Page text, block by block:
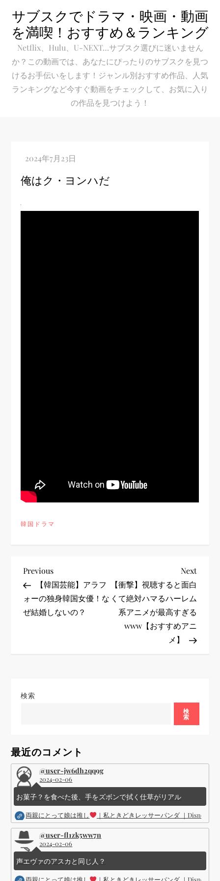
content
サブスクでドラマ・映画・動画
を満喫！おすすめ＆ランキング
Netflix、Hulu、U-NEXT…サブスク選びに迷いません
か？この動画では、あなたにぴったりのサブスクを見つ
けるお手伝いをします！ジャンル別おすすめ作品、人気
ランキングなど今すぐ動画をチェックして、お気に入り
の作品を見つけよう！
俺はク・ヨンハだ
韓国ドラマ
投
稿
ナ
ー
ン
Previous
Post
Previous
【韓国芸能】アラフ
ォーの独身韓国女優！な
ぜ結婚しないの？
Next
Next
【衝撃】視聴すると面白
くて絶対ハマるハーレム
系アニメが最高すぎる
www【おすすめアニ
メ】
検索
検
索
最近のコメント
@user-jw6dh2qq9g
2024-02-06
お菓子？を食べた後、手をズボンで拭く仕草がリアル
両親にとって娘は推し ｜私ときどきレッサーパンダ ｜Disney (
@user-fl1zk5ww7n
2024-02-06
声エヴァのアスカと同じ人？
両親にとって娘は推し ｜私ときどきレッサーパンダ ｜Disney (